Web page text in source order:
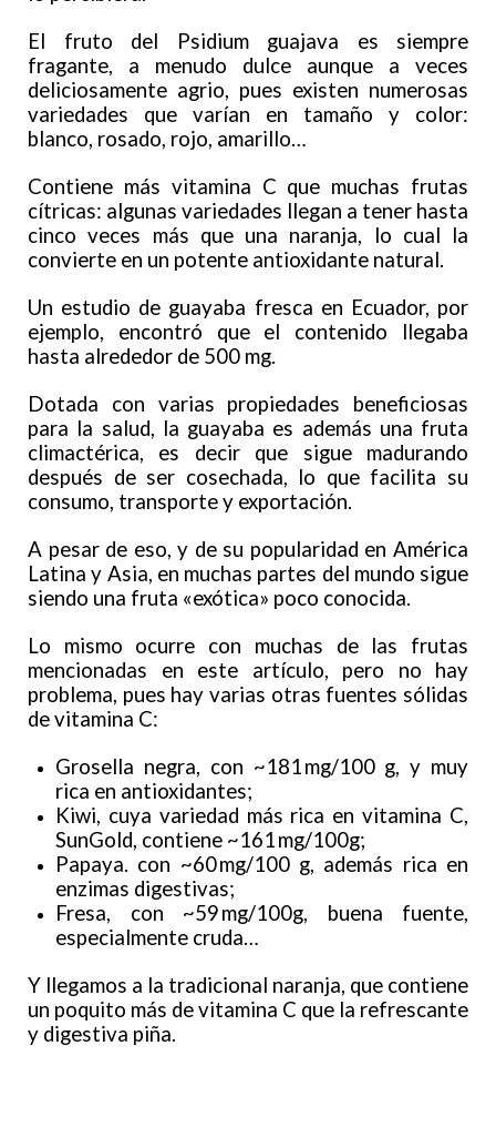
El fruto del Psidium guajava es siempre
fragante, a menudo dulce aunque a veces
deliciosamente agrio, pues existen numerosas
variedades que varían en tamaño y color:
blanco, rosado, rojo, amarillo…
Contiene más vitamina C que muchas frutas
cítricas: algunas variedades llegan a tener hasta
cinco veces más que una naranja, lo cual la
convierte en un potente antioxidante natural.
Un estudio de guayaba fresca en Ecuador, por
ejemplo, encontró que el contenido llegaba
hasta alrededor de 500 mg.
Dotada con varias propiedades beneficiosas
para la salud, la guayaba es además una fruta
climactérica, es decir que sigue madurando
después de ser cosechada, lo que facilita su
consumo, transporte y exportación.
A pesar de eso, y de su popularidad en América
Latina y Asia, en muchas partes del mundo sigue
siendo una fruta «exótica» poco conocida.
Lo mismo ocurre con muchas de las frutas
mencionadas en este artículo, pero no hay
problema, pues hay varias otras fuentes sólidas
de vitamina C:
Grosella negra, con ~181 mg/100 g, y muy
rica en antioxidantes;
Kiwi, cuya variedad más rica en vitamina C,
SunGold, contiene ~161 mg/100g;
Papaya. con ~60 mg/100 g, además rica en
enzimas digestivas;
Fresa, con ~59 mg/100g, buena fuente,
especialmente cruda…
Y llegamos a la tradicional naranja, que contiene
un poquito más de vitamina C que la refrescante
y digestiva piña.